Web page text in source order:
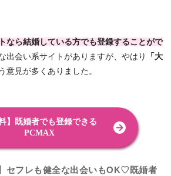
なら結婚している方でも登録することがで
出会い系サイトがありますが、やはり
「大
意見が多くありました。
料】既婚者でも登録できる
PCMAX
セフレも健全な出会いもOK♡既婚者